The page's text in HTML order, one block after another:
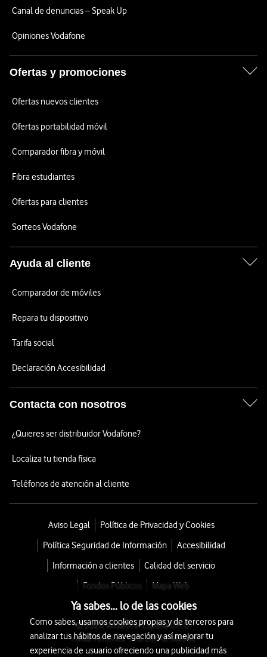
Canal de denuncias – Speak Up
Opiniones Vodafone
Ofertas y promociones
Ofertas nuevos clientes
Ofertas portabilidad móvil
Comparador fibra y móvil
Fibra estudiantes
Ofertas para clientes
Sorteos Vodafone
Ayuda al cliente
Comparador de móviles
Repara tu dispositivo
Tarifa social
Declaración Accesibilidad
Contacta con nosotros
¿Quieres ser distribuidor Vodafone?
Localiza tu tienda física
Teléfonos de atención al cliente
Aviso Legal
Política de Privacidad y Cookies
Política Seguridad de Información
Accesibilidad
Información a clientes
Calidad del servicio
Fondos Públicos
Mapa Web
© 2026 Vodafone España S.A.U.
Avda. América 115, 28042 Madrid
Ya sabes... lo de las cookies
Como sabes, usamos cookies propias y de terceros para
analizar tus hábitos de navegación y así mejorar tu
experiencia de usuario ofreciendo una publicidad más